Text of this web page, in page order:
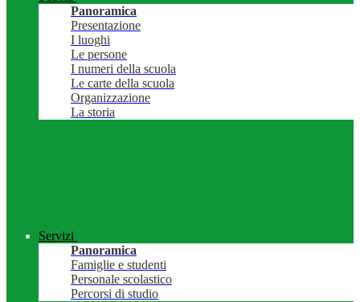
Panoramica
Presentazione
I luoghi
Le persone
I numeri della scuola
Le carte della scuola
Organizzazione
La storia
Servizi
Panoramica
Famiglie e studenti
Personale scolastico
Percorsi di studio